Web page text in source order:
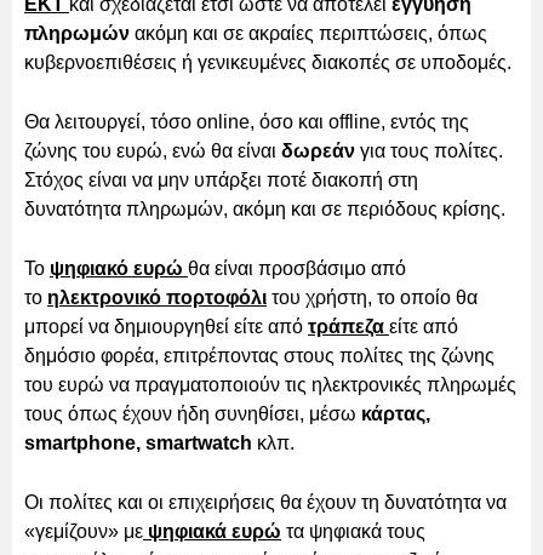
πληρωμών ακόμη και σε ακραίες περιπτώσεις, όπως
κυβερνοεπιθέσεις ή γενικευμένες διακοπές σε υποδομές.
Θα λειτουργεί, τόσο online, όσο και offline, εντός της
ζώνης του ευρώ, ενώ θα είναι δωρεάν για τους πολίτες.
Στόχος είναι να μην υπάρξει ποτέ διακοπή στη
δυνατότητα πληρωμών, ακόμη και σε περιόδους κρίσης.
Το ψηφιακό ευρώ θα είναι προσβάσιμο από
το ηλεκτρονικό πορτοφόλι του χρήστη, το οποίο θα
μπορεί να δημιουργηθεί είτε από τράπεζα είτε από
δημόσιο φορέα, επιτρέποντας στους πολίτες της ζώνης
του ευρώ να πραγματοποιούν τις ηλεκτρονικές πληρωμές
τους όπως έχουν ήδη συνηθίσει, μέσω κάρτας,
smartphone, smartwatch κλπ.
Οι πολίτες και οι επιχειρήσεις θα έχουν τη δυνατότητα να
«γεμίζουν» με ψηφιακά ευρώ τα ψηφιακά τους